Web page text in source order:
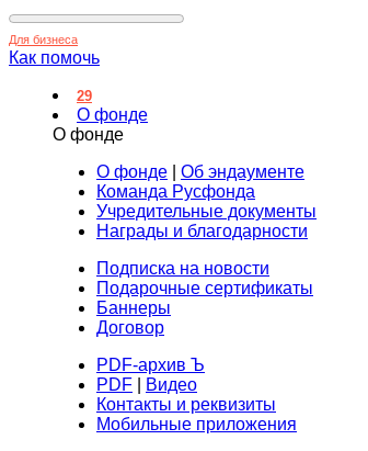
Для бизнеса
Как помочь
29
О фонде
О фонде
О фонде
Об эндаументе
Команда Русфонда
Учредительные документы
Награды и благодарности
Подписка на новости
Подарочные сертификаты
Баннеры
Договор
PDF-архив Ъ
PDF
Видео
Контакты и реквизиты
Мобильные приложения